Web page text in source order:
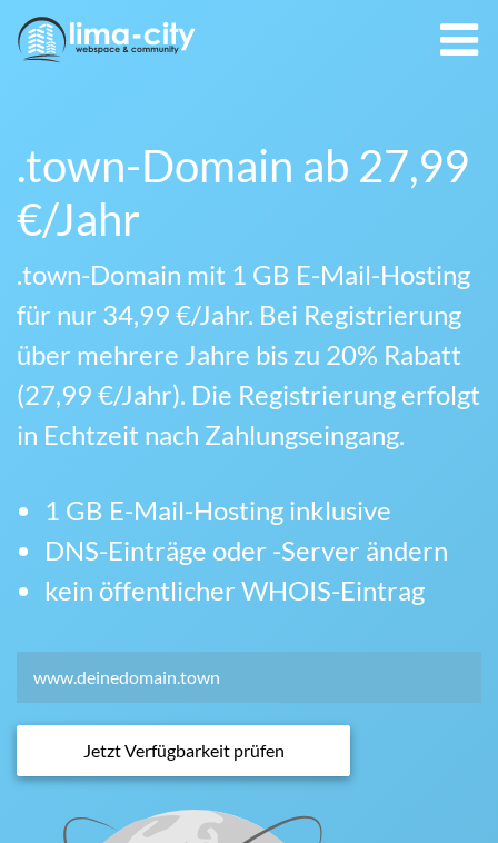
.town-Domain ab 27,99
€/Jahr
.town-Domain mit 1 GB E-Mail-Hosting
für nur 34,99 €/Jahr. Bei Registrierung
über mehrere Jahre bis zu 20% Rabatt
(27,99 €/Jahr). Die Registrierung erfolgt
in Echtzeit nach Zahlungseingang.
1 GB E-Mail-Hosting inklusive
DNS-Einträge oder -Server ändern
kein öffentlicher WHOIS-Eintrag
Jetzt Verfügbarkeit prüfen